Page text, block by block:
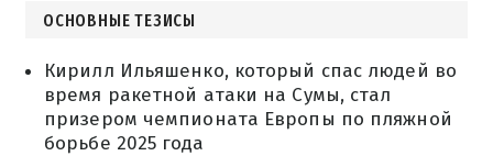
ОСНОВНЫЕ ТЕЗИСЫ
Кирилл Ильяшенко, который спас людей во
время ракетной атаки на Сумы, стал
призером чемпионата Европы по пляжной
борьбе 2025 года